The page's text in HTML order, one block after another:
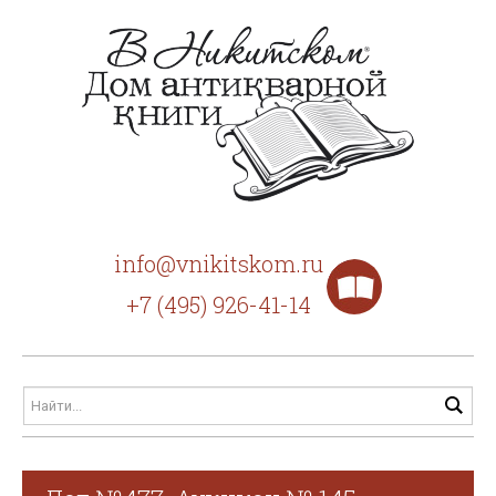
info@vnikitskom.ru
+7 (495) 926-41-14